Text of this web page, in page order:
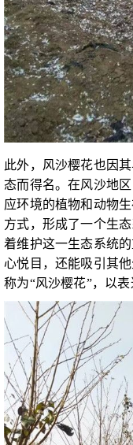
此外，风沙樱花也因
态而得名。在风沙地
应环境的植物和动物
方式，形成了一个生
着维护这一生态系统
心悦目，还能吸引其
称为“风沙樱花”，以